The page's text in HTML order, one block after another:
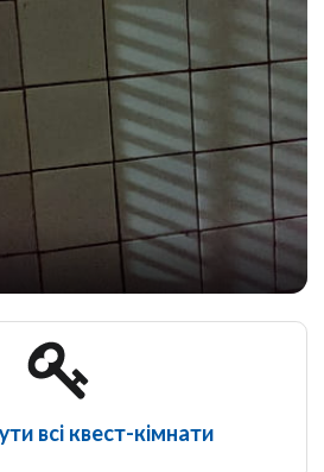
всі квест-кімнати